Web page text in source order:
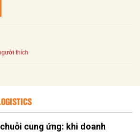
thích
cung ứng: khi doanh